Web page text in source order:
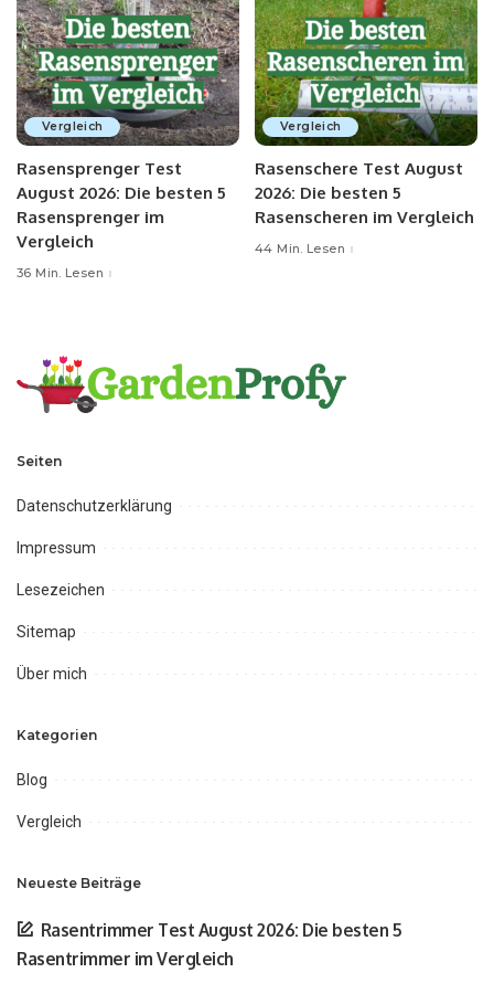
Vergleich
Rasensprenger Test
August 2026: Die besten 5
Rasensprenger im
Vergleich
36 Min. Lesen
Vergleich
Rasenschere Test August
2026: Die besten 5
Rasenscheren im Vergleich
44 Min. Lesen
Seiten
Datenschutzerklärung
Impressum
Lesezeichen
Sitemap
Über mich
Kategorien
Blog
Vergleich
Neueste Beiträge
Rasentrimmer Test August 2026: Die besten 5
Rasentrimmer im Vergleich